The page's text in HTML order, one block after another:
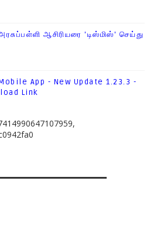
ஆசிரியரை 'டிஸ்மிஸ்' செய்து
App - New Update 1.23.3 -
Link